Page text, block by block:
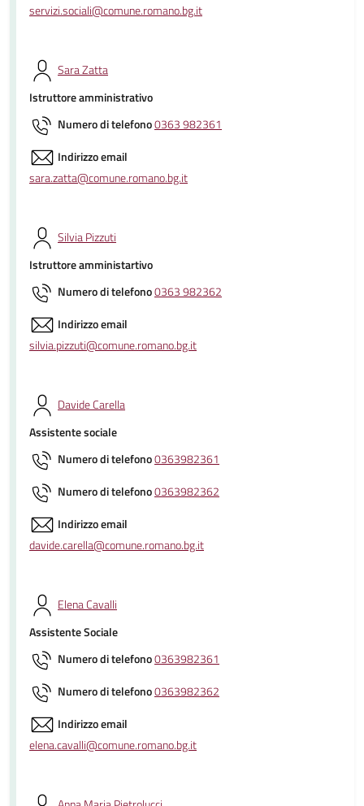
servizi.sociali@comune.romano.bg.it
Sara Zatta
Istruttore amministrativo
Numero di telefono0363 982361
Indirizzo email
sara.zatta@comune.romano.bg.it
Silvia Pizzuti
Istruttore amministartivo
Numero di telefono0363 982362
Indirizzo email
silvia.pizzuti@comune.romano.bg.it
Davide Carella
Assistente sociale
Numero di telefono0363982361
Numero di telefono0363982362
Indirizzo email
davide.carella@comune.romano.bg.it
Elena Cavalli
Assistente Sociale
Numero di telefono0363982361
Numero di telefono0363982362
Indirizzo email
elena.cavalli@comune.romano.bg.it